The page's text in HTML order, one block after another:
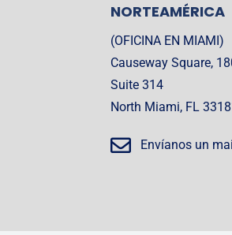
NORTEAMÉRICA
(OFICINA EN MIAMI)
Causeway Square,
Suite 314
North Miami, FL
Envíanos un